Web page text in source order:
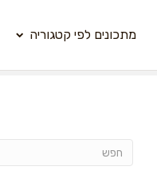
מתכונים לפי קטגוריה